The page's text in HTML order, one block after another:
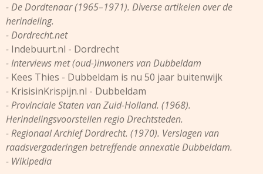
- De Dordtenaar (1965–1971). Diverse artikelen over de
herindeling.
- Dordrecht.net
- Indebuurt.nl - Dordrecht
- Interviews met (oud-)inwoners van Dubbeldam
- Kees Thies - Dubbeldam is nu 50 jaar buitenwijk
- KrisisinKrispijn.nl - Dubbeldam
- Provinciale Staten van Zuid-Holland. (1968).
Herindelingsvoorstellen regio Drechtsteden.
-Regionaal Archief Dordrecht. (1970). Verslagen van
raadsvergaderingen betreffende annexatie Dubbeldam.
- Wikipedia